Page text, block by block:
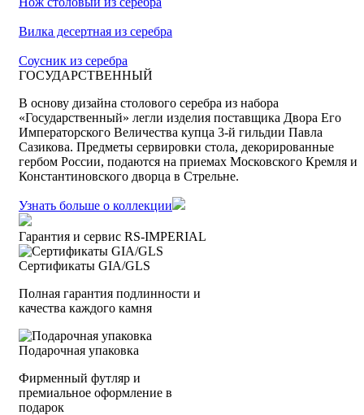
Вилка десертная из серебра
Соусник из серебра
ГОСУДАРСТВЕННЫЙ
В основу дизайна столового серебра из набора
«Государственный» легли изделия поставщика Двора Его
Императорского Величества купца 3-й гильдии Павла
Сазикова. Предметы сервировки стола, декорированные
гербом России, подаются на приемах Московского Кремля и
Константиновского дворца в Стрельне.
Узнать больше о коллекции
Гарантия и сервис RS‑IMPERIAL
Сертификаты GIA/GLS
Полная гарантия подлинности и
качества каждого камня
Подарочная упаковка
Фирменный футляр и
премиальное оформление в
подарок